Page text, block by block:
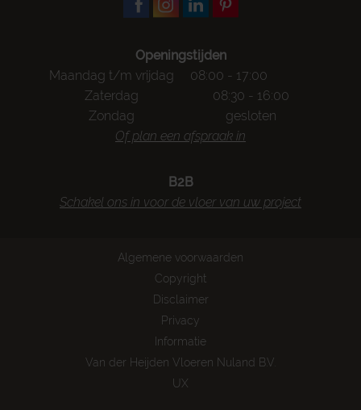
Openingstijden
Maandag t/m vrijdag
08:00 - 17:00
Zaterdag
08:30 - 16:00
Zondag
gesloten
Of plan een afspraak in
B2B
Schakel ons in voor de vloer van uw project
Algemene voorwaarden
Copyright
Disclaimer
Privacy
Informatie
Van der Heijden Vloeren Nuland B.V.
UX